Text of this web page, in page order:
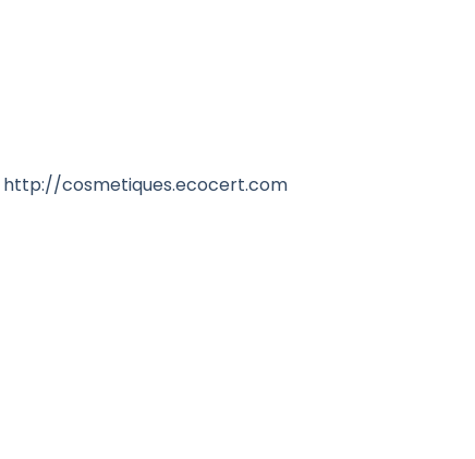
http://cosmetiques.ecocert.com